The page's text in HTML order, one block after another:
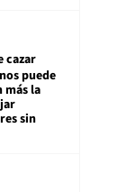
cazar
puede
más la
sin